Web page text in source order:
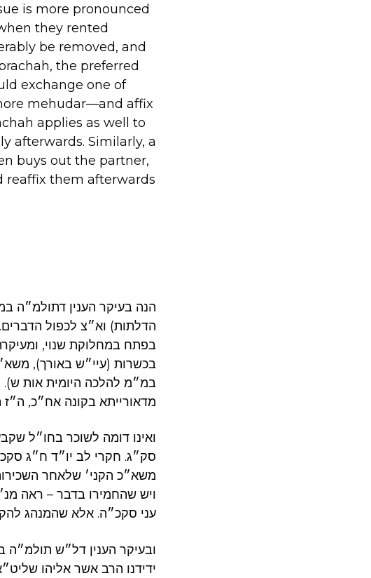
is more pronounced
they rented
be removed, and
the preferred
exchange one of
mehudar—and affix
applies as well to
afterwards. Similarly, a
buys out the partner,
reaffix them afterwards
הנה בעיקר הענין דתולמ״ה
הדלתות) וא״צ לכפול
בפתח במחלוקת שנוי,
בכשרות (עיי״ש באורך),
במ״מ להלכה היומית אות ש).
מדאורייתא בקונה אח״כ,
ואינו דומה לשוכר בחו״ל
סק״ג. חקרי לב יו״ד ח״ג
משא״כ הקני׳ שלאחר
ויש שהחמירו בדבר – ראה
עני סקכ״ה. אלא שהמנהג
ובעיקר הענין דל״ש תולמ״ה
ידידנו הרב אשר אליהו